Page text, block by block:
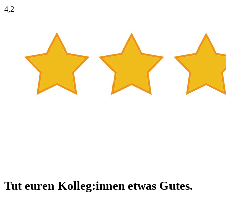
4,2
Tut euren Kolleg:innen etwas Gutes.